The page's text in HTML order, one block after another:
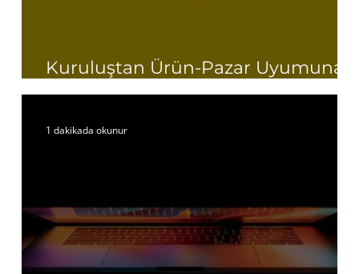
Kuruluştan Ürün-Pazar Uyumuna
Erken Aşama Bir Girişim
1 dakikada okunur